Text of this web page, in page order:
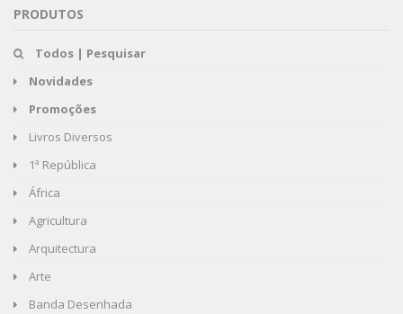
PRODUTOS
Todos | Pesquisar
Novidades
Promoções
Livros Diversos
1ª República
África
Agricultura
Arquitectura
Arte
Banda Desenhada